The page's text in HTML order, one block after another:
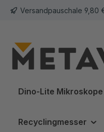
Zur
Versandpauschale 9,80
Dino-Lite Mikroskope
Recyclingmesser